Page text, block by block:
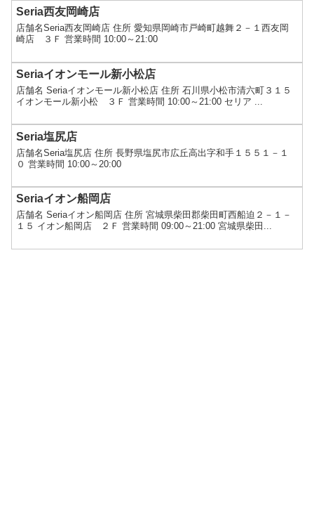
Seria西友岡崎店
店舗名Seria西友岡崎店 住所 愛知県岡崎市戸崎町越舞２－１西友岡
崎店 ３Ｆ 営業時間 10:00～21:00
Seriaイオンモール新小松店
店舗名 Seriaイオンモール新小松店 住所 石川県小松市清六町３１５
イオンモール新小松 ３Ｆ 営業時間 10:00～21:00 セリア ...
Seria塩尻店
店舗名Seria塩尻店 住所 長野県塩尻市広丘高出字和手１５５１－１
０ 営業時間 10:00～20:00
Seriaイオン船岡店
店舗名 Seriaイオン船岡店 住所 宮城県柴田郡柴田町西船迫２－１－
１５ イオン船岡店 ２Ｆ 営業時間 09:00～21:00 宮城県柴田...